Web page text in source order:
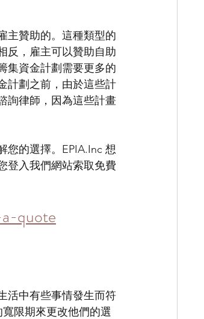
主贊助的。這種類型的
反，雇主可以贊助自助
集資金計劃需要更多的
計劃之前，由於這些計
詢律師，因為這些計畫
您的選擇。EPIA.Inc 想
登入我們網站索取免費
quote
活中有些事情發生而符
限期來更改他們的選